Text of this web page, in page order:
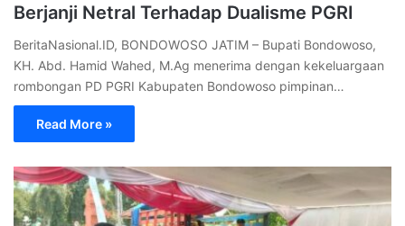
Berjanji Netral Terhadap Dualisme PGRI
BeritaNasional.ID, BONDOWOSO JATIM – Bupati Bondowoso,
KH. Abd. Hamid Wahed, M.Ag menerima dengan kekeluargaan
rombongan PD PGRI Kabupaten Bondowoso pimpinan…
Read More »